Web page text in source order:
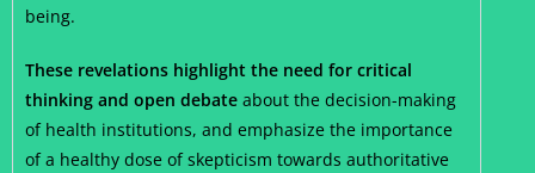
being.
These revelations highlight the need for critical
thinking and open debate about the decision-making
of health institutions, and emphasize the importance
of a healthy dose of skepticism towards authoritative